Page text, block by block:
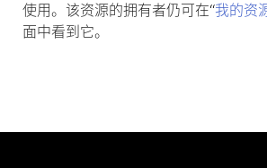
使用。该资源的拥有者仍可在“我的资
面中看到它。